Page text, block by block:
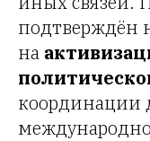
подтверждён
на
координации